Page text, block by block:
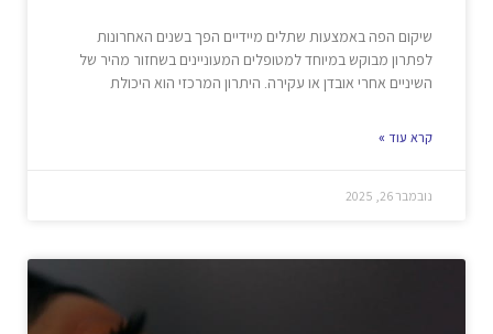
שיקום הפה באמצעות שתלים מיידיים הפך בשנים האחרונות
לפתרון מבוקש במיוחד למטופלים המעוניינים בשחזור מהיר של
השיניים אחרי אובדן או עקירה. היתרון המרכזי הוא היכולת
קרא עוד »
נובמבר 26, 2025